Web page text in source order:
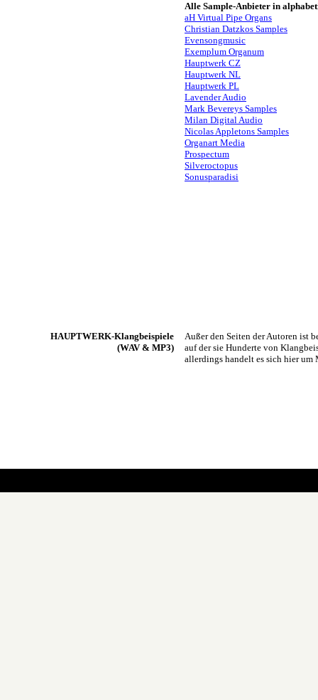
Alle Sample-Anbieter in
aH Virtual Pipe Organs
Christian Datzkos Samples
Evensongmusic
Exemplum Organum
Hauptwerk CZ
Hauptwerk NL
Hauptwerk PL
Lavender Audio
Mark Bevereys Samples
Milan Digital Audio
Nicolas Appletons Samples
Organart Media
Prospectum
Silveroctopus
Sonusparadisi
HAUPTWERK-Klangbeispiele
(WAV & MP3)
Außer den Seiten der Autoren ist
auf der sie Hunderte von
allerdings handelt es sich hier